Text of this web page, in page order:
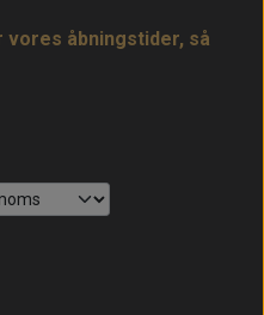
åbningstider, så